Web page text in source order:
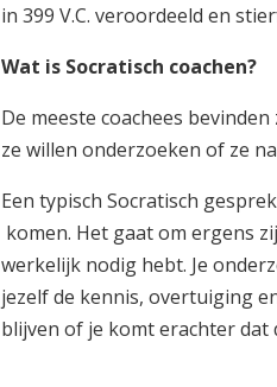
in 399 V.C. veroordeeld en
Wat is Socratisch coachen?
De meeste coachees
ze willen onderzoeken of ze
Een typisch Socratisch
komen. Het gaat om ergens
werkelijk nodig hebt. Je
jezelf de kennis, overtuiging
blijven of je komt erachter